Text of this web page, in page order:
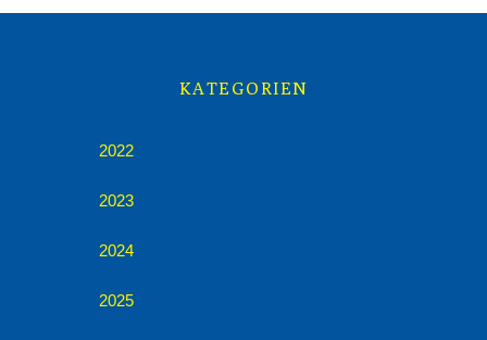
KATEGORIEN
2022
2023
2024
2025